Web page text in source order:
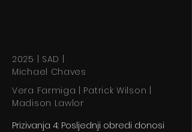
2025 | SAD |
Michael Chaves
Vera Farmiga | Patrick Wilson |
Madison Lawlor
Prizivanja 4: Posljednji obredi donosi